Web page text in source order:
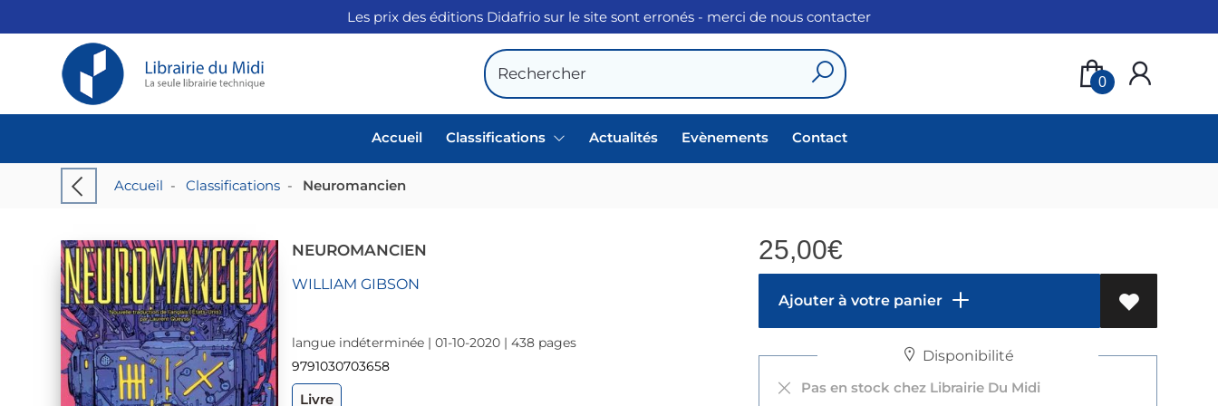
Les prix des éditions Didafrio sur le site sont erronés - merci de nous contacter
0
Accueil Classifications Actualités Evènements Contact
Accueil - Classifications - Neuromancien
NEUROMANCIEN
WILLIAM GIBSON
langue indéterminée | 01-10-2020 | 438 pages
9791030703658
Livre
25,00€
Ajouter à votre panier
Disponibilité
Pas en stock chez Librairie Du Midi